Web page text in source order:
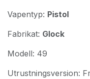
Vapentyp: Pistol
Fabrikat: Glock
Modell: 49
Utrustningsversion: